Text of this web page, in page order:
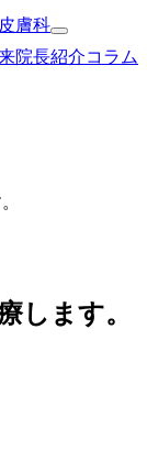
膚科
院長紹介コラム
します。